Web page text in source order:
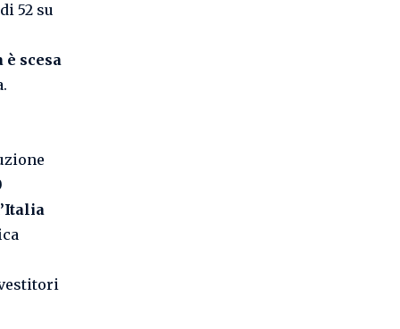
52 su
è scesa